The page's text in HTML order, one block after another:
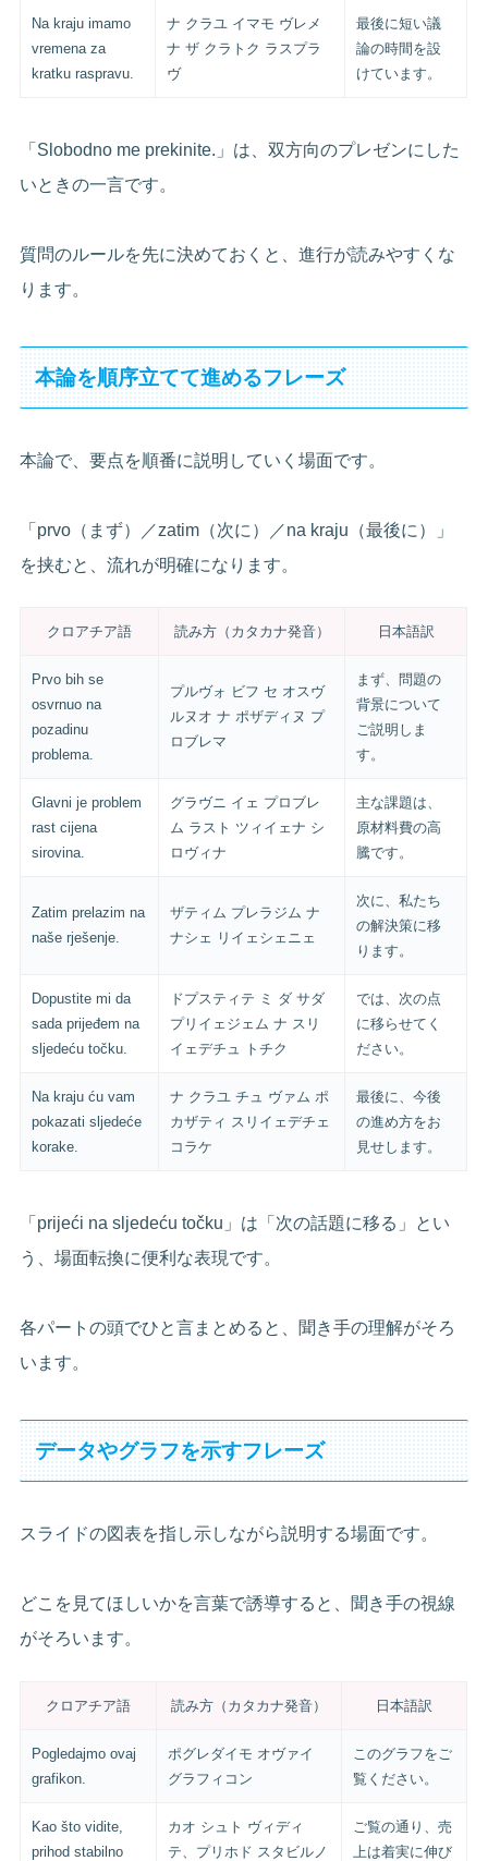
Na kraju imamo
vremena za
kratku raspravu.
ナ クラユ イマモ ヴレメ
ナ ザ クラトク ラスプラ
ヴ
最後に短い議
論の時間を設
けています。
「Slobodno me prekinite.」は、双方向のプレゼンにした
いときの一言です。
質問のルールを先に決めておくと、進行が読みやすくな
ります。
本論を順序立てて進めるフレーズ
本論で、要点を順番に説明していく場面です。
「prvo（まず）／zatim（次に）／na kraju（最後に）」
を挟むと、流れが明確になります。
クロアチア語 読み方（カタカナ発音） 日本語訳
Prvo bih se
osvrnuo na
pozadinu
problema.
プルヴォ ビフ セ オスヴ
ルヌオ ナ ポザディヌ プ
ロブレマ
まず、問題の
背景について
ご説明しま
す。
Glavni je problem
rast cijena
sirovina.
グラヴニ イェ プロブレ
ム ラスト ツィイェナ シ
ロヴィナ
主な課題は、
原材料費の高
騰です。
Zatim prelazim na
naše rješenje.
ザティム プレラジム ナ
ナシェ リイェシェニェ
次に、私たち
の解決策に移
ります。
Dopustite mi da
sada prijeđem na
sljedeću točku.
ドプスティテ ミ ダ サダ
プリイェジェム ナ スリ
イェデチュ トチク
では、次の点
に移らせてく
ださい。
Na kraju ću vam
pokazati sljedeće
korake.
ナ クラユ チュ ヴァム ポ
カザティ スリイェデチェ
コラケ
最後に、今後
の進め方をお
見せします。
「prijeći na sljedeću točku」は「次の話題に移る」とい
う、場面転換に便利な表現です。
各パートの頭でひと言まとめると、聞き手の理解がそろ
います。
データやグラフを示すフレーズ
スライドの図表を指し示しながら説明する場面です。
どこを見てほしいかを言葉で誘導すると、聞き手の視線
がそろいます。
クロアチア語 読み方（カタカナ発音） 日本語訳
Pogledajmo ovaj
grafikon.
ポグレダイモ オヴァイ
グラフィコン
このグラフをご
覧ください。
Kao što vidite,
prihod stabilno
カオ シュト ヴィディ
テ、プリホド スタビルノ
ご覧の通り、売
上は着実に伸び